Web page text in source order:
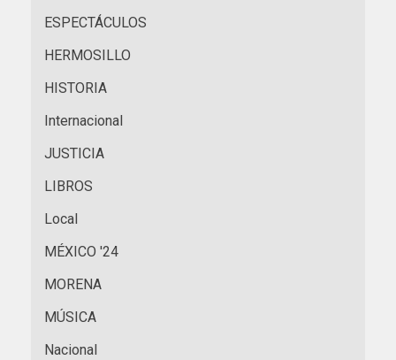
ESPECTÁCULOS
HERMOSILLO
HISTORIA
Internacional
JUSTICIA
LIBROS
Local
MÉXICO '24
MORENA
MÚSICA
Nacional